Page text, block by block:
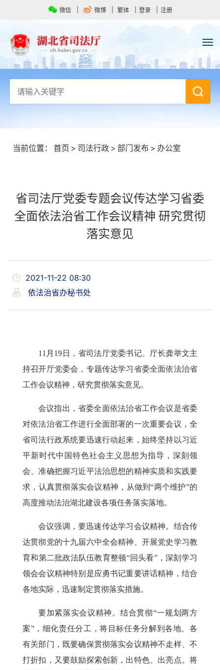
微信 微博 繁体 登录 注册
当前位置： 首页 > 司法行政 > 部门发布 > 办公室
省司法厅党委专题会议传达学习省委
全面依法治省工作会议精神 研究贯彻
落实意见
2021-11-22 08:30
依法治省办秘书处
11月19日，省司法厅党委书记、厅长龚举文主
持召开厅党委会，专题传达学习省委全面依法治省
工作会议精神，研究贯彻落实意见。
会议指出，省委全面依法治省工作会议是省委
对依法治省工作进行全面部署的一次重要会议，全
省司法行政系统要迅速行动起来，始终坚持以习近
平新时代中国特色社会主义思想为指导，深刻领
会、准确把握习近平法治思想的精神实质和实践要
求，认真贯彻落实会议精神，从做到“两个维护”的
高度推动法治湖北建设各项任务落实落地。
会议强调，要迅速传达学习会议精神。 结合传
达贯彻党的十九届六中全会精神、开展党史学习教
育和第二批政法队伍教育整顿“回头看”，深刻学习
领会会议精神特别是应勇书记重要讲话精神，结合
各地实际，迅速制定贯彻落实措施。
要加紧落实会议精神。 结合贯彻“一规划两方
案”，细化责任分工，将目标任务分解到各地、各
有关部门，既要确保贯彻落实会议精神不走样、不
打折扣，又要鼓励探索创新，出特色、出亮点。将